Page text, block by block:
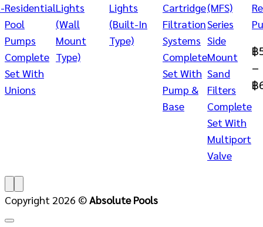
Residential
Pool
Pumps
Complete
Set With
Unions
Lights
(Wall
Mount
Type)
Lights
(ฺBuilt-In
Type)
Cartridge
Filtration
Systems
Complete
Set With
Pump &
Base
(MFS)
Series
Side
Mount
Sand
Filters
Complete
Set With
Multiport
Valve
฿
–
฿
Copyright 2026 ©Absolute Pools